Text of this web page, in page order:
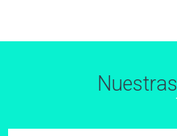
Nuestras